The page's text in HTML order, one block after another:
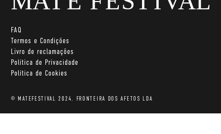
FAQ
Termos e Condições
Livro de reclamações
Política de Privacidade
Política de Cookies
© MATEFESTIVAL 2024. FRONTEIRA DOS AFETOS LDA